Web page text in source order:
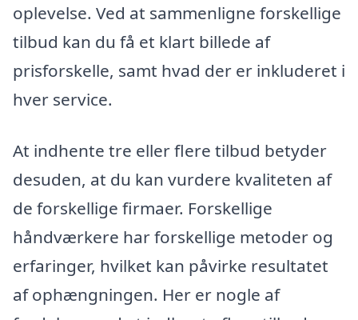
oplevelse. Ved at sammenligne forskellige
tilbud kan du få et klart billede af
prisforskelle, samt hvad der er inkluderet i
hver service.
At indhente tre eller flere tilbud betyder
desuden, at du kan vurdere kvaliteten af
de forskellige firmaer. Forskellige
håndværkere har forskellige metoder og
erfaringer, hvilket kan påvirke resultatet
af ophængningen. Her er nogle af